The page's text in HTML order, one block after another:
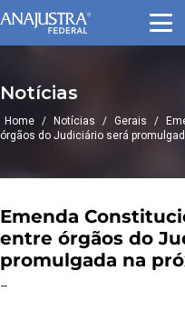
Notícias
Home / Notícias / Gerais /
órgãos do Judiciário será
Emenda
entre órgãos do
promulgada na
–